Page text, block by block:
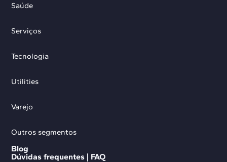
Saúde
Serviços
Tecnologia
Utilities
Varejo
Outros segmentos
Blog
Dúvidas frequentes | FAQ